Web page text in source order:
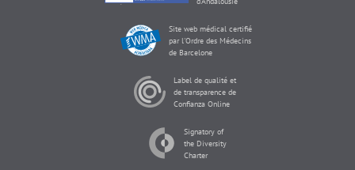
Site web médical certifié
par l'Ordre des Médecins
de Barcelone
Label de qualité et
de transparence de
Confianza Online
Signatory of
the Diversity
Charter